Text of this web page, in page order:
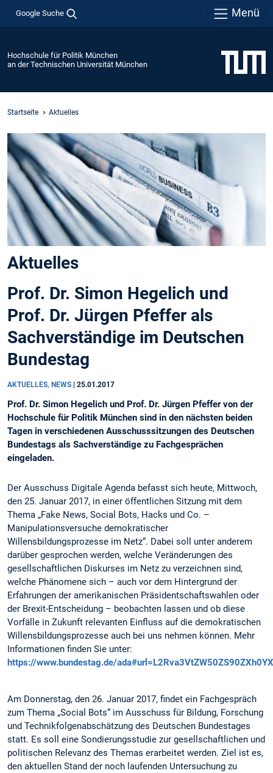
Google Suche Menü
Hochschule für Politik München
an der Technischen Universität München
Startseite Aktuelles
Aktuelles
Prof. Dr. Simon Hegelich und
Prof. Dr. Jürgen Pfeffer als
Sachverständige im Deutschen
Bundestag
AKTUELLES, NEWS 25.01.2017
Prof. Dr. Simon Hegelich und Prof. Dr. Jürgen Pfeffer von der
Hochschule für Politik München sind in den nächsten beiden
Tagen in verschiedenen Ausschusssitzungen des Deutschen
Bundestags als Sachverständige zu Fachgesprächen
eingeladen.
Der Ausschuss Digitale Agenda befasst sich heute, Mittwoch,
den 25. Januar 2017, in einer öffentlichen Sitzung mit dem
Thema „Fake News, Social Bots, Hacks und Co. –
Manipulationsversuche demokratischer
Willensbildungsprozesse im Netz“. Dabei soll unter anderem
darüber gesprochen werden, welche Veränderungen des
gesellschaftlichen Diskurses im Netz zu verzeichnen sind,
welche Phänomene sich – auch vor dem Hintergrund der
Erfahrungen der amerikanischen Präsidentschaftswahlen oder
der Brexit-Entscheidung – beobachten lassen und ob diese
Vorfälle in Zukunft relevanten Einfluss auf die demokratischen
Willensbildungsprozesse auch bei uns nehmen können. Mehr
Informationen finden Sie unter:
https://www.bundestag.de/
Am Donnerstag, den 26. Januar 2017, findet ein Fachgespräch
zum Thema „Social Bots“ im Ausschuss für Bildung, Forschung
und Technikfolgenabschätzung des Deutschen Bundestages
statt. Es soll eine Sondierungsstudie zur gesellschaftlichen und
politischen Relevanz des Themas erarbeitet werden. Ziel ist es,
den aktuellen Stand der noch laufenden Untersuchung zu